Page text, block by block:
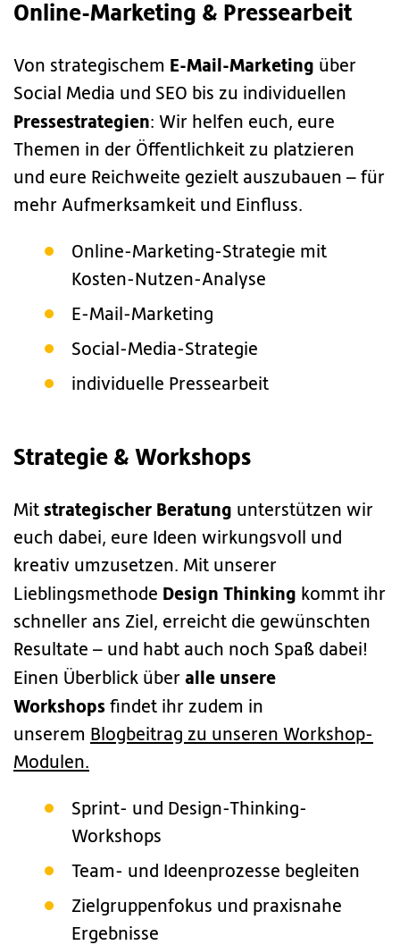
Online-Marketing & Pressearbeit
Von strategischem E-Mail-Marketing über
Social Media und SEO bis zu individuellen
Pressestrategien: Wir helfen euch, eure
Themen in der Öffentlichkeit zu platzieren
und eure Reichweite gezielt auszubauen – für
mehr Aufmerksamkeit und Einfluss.
Online-Marketing-Strategie mit
Kosten-Nutzen-Analyse
E-Mail-Marketing
Social-Media-Strategie
individuelle Pressearbeit
Strategie & Workshops
Mit strategischer Beratung unterstützen wir
euch dabei, eure Ideen wirkungsvoll und
kreativ umzusetzen. Mit unserer
Lieblingsmethode Design Thinking kommt ihr
schneller ans Ziel, erreicht die gewünschten
Resultate – und habt auch noch Spaß dabei!
Einen Überblick über alle unsere
Workshops findet ihr zudem in
unserem Blogbeitrag zu unseren Workshop-
Modulen.
Sprint- und Design-Thinking-
Workshops
Team- und Ideenprozesse begleiten
Zielgruppenfokus und praxisnahe
Ergebnisse